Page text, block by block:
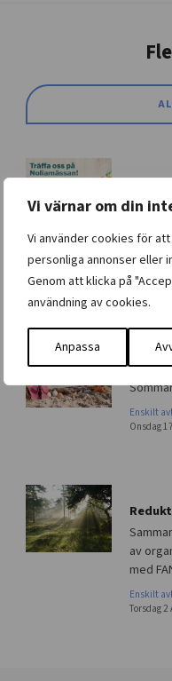
Vi värnar om din
Vi använder cookies för
personliga annonser eller
Genom att klicka på
användning av cookies.
Anpassa
Missa
4006.
Enskilt
Torsdag
Enskilt
Onsdag
av
med
Enskilt
Torsdag